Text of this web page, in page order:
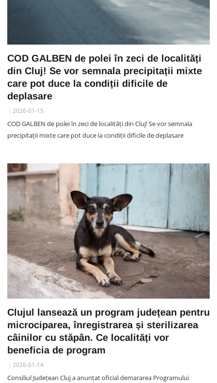
COD GALBEN de polei în zeci de localități
din Cluj! Se vor semnala precipitații mixte
care pot duce la condiții dificile de
deplasare
2026-01-15
COD GALBEN de polei în zeci de localități din Cluj! Se vor semnala
precipitații mixte care pot duce la condiții dificile de deplasare
Clujul lansează un program județean pentru
microciparea, înregistrarea și sterilizarea
câinilor cu stăpân. Ce localități vor
beneficia de program
2026-01-14
Consiliul Județean Cluj a anunțat oficial demararea Programului